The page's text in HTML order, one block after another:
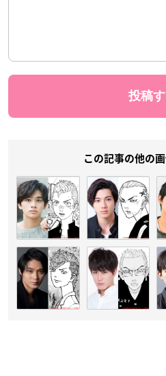
この記事の他の画